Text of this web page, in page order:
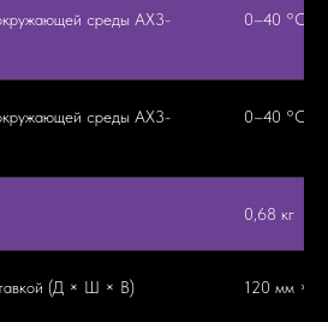
среды AX3-
0–40 °C
среды AX3-
0–40 °C
0,68 кг
(Д × Ш × В) 120 мм ×